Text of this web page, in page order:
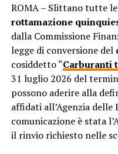
ROMA – Slittano tutte
rottamazione
dalla Commissione
legge di conversione del
cosiddetto “Carburanti
31 luglio 2026 del
possono aderire alla
affidati all’Agenzia delle
comunicazione è stata
il rinvio richiesto nelle